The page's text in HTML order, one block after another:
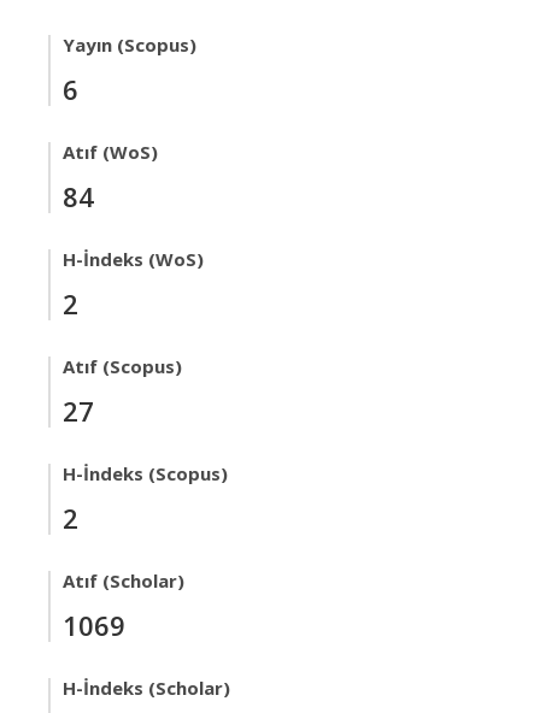
Yayın (Scopus)
6
Atıf (WoS)
84
H-İndeks (WoS)
2
Atıf (Scopus)
27
H-İndeks (Scopus)
2
Atıf (Scholar)
1069
H-İndeks (Scholar)